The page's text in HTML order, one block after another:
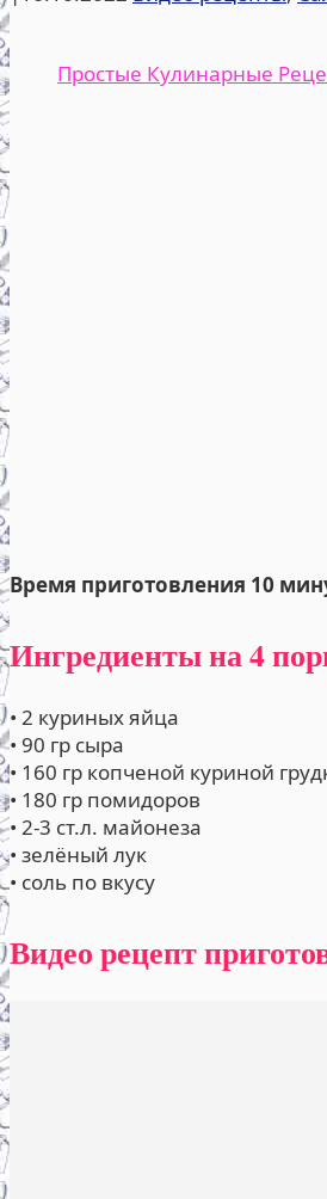
Простые Кулинарные
Время приготовления 10
Ингредиенты на 4
• 2 куриных яйца
• 90 гр сыра
• 160 гр копченой куриной
• 180 гр помидоров
• 2-3 ст.л. майонеза
• зелёный лук
• соль по вкусу
Видео рецепт